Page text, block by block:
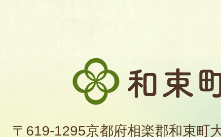
和
束
〒619-1295京都府相楽郡和束町